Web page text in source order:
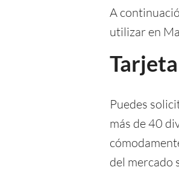
A
utilizar en
Puedes
más de 40
del mercado